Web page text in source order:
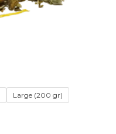
Large (200 gr)